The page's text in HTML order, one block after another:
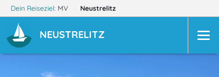
Dein Reiseziel: MV Neustrelitz
NEUSTRELITZ